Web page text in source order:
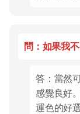
問：如果我
答：當然
感覺良好
運色的好選